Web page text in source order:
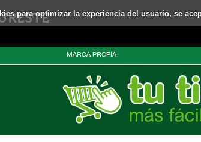
para optimizar la experiencia del usuario, se
MARCA PROPIA